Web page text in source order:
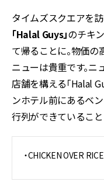
タイムズスクエアを
「Halal Guys」のチキ
て帰ることに。物価
ニューは貴重です。
店舗を構える「Halal
ンホテル前にあるベ
行列ができていること
・CHICKEN OVER